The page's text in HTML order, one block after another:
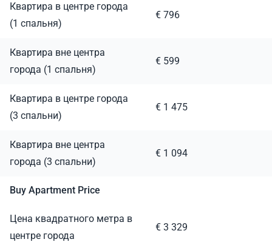
Квартира в центре города
(1 спальня)
€ 796
Квартира вне центра
города (1 спальня)
€ 599
Квартира в центре города
(3 спальни)
€ 1 475
Квартира вне центра
города (3 спальни)
€ 1 094
Buy Apartment Price
Цена квадратного метра в
центре города
€ 3 329